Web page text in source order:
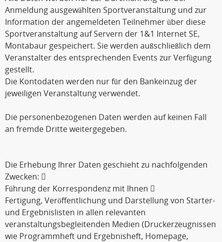
Anmeldung ausgewählten Sportveranstaltung und zur
Information der angemeldeten Teilnehmer über diese
Sportveranstaltung auf Servern der 1&1 Internet SE,
Montabaur gespeichert. Sie werden außschließlich dem
Veranstalter des entsprechenden Events zur Verfügung
gestellt.
Die Kontodaten werden nur für den Bankeinzug der
jeweiligen Veranstaltung verwendet.
Die personenbezogenen Daten werden auf keinen Fall
an fremde Dritte weitergegeben.
Die Erhebung Ihrer Daten geschieht zu nachfolgenden
Zwecken: 
Führung der Korrespondenz mit Ihnen 
Fertigung, Veröffentlichung und Darstellung von Starter-
und Ergebnislisten in allen relevanten
veranstaltungsbegleitenden Medien (Druckerzeugnissen
wie Programmheft und Ergebnisheft, Homepage,